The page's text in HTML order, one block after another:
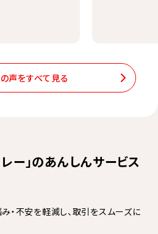
声をすべて見る
ー」のあんしんサービス
・不安を軽減し、取引をスムーズに